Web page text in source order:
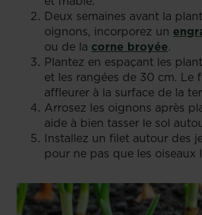
Deux semaines avant la
oignons, incorporez un
ou de la corne broyée.
Plantez en espaçant les
et les rangées de 30 cm. Le
affleurer à la surface de la
Arrosez les oignons après
aide à bien tasser le sol
Installez un filet autour des
pour ne pas que les oiseaux